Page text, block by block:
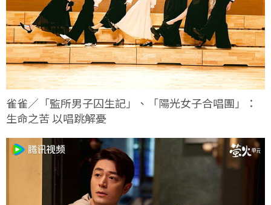
雀雀／「監所男子囚生記」、「陽光女子合唱團」：
生命之苦 以唱跳解憂